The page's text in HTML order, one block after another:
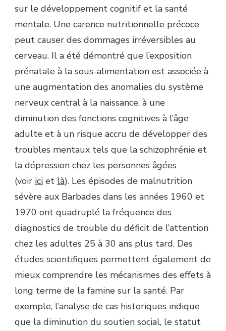
sur le développement cognitif et la santé
mentale. Une carence nutritionnelle précoce
peut causer des dommages irréversibles au
cerveau. Il a été démontré que l’exposition
prénatale à la sous-alimentation est associée à
une augmentation des anomalies du système
nerveux central à la naissance, à une
diminution des fonctions cognitives à l’âge
adulte et à un risque accru de développer des
troubles mentaux tels que la schizophrénie et
la dépression chez les personnes âgées
(voir ici et là). Les épisodes de malnutrition
sévère aux Barbades dans les années 1960 et
1970 ont quadruplé la fréquence des
diagnostics de trouble du déficit de l’attention
chez les adultes 25 à 30 ans plus tard. Des
études scientifiques permettent également de
mieux comprendre les mécanismes des effets à
long terme de la famine sur la santé. Par
exemple, l’analyse de cas historiques indique
que la diminution du soutien social, le statut